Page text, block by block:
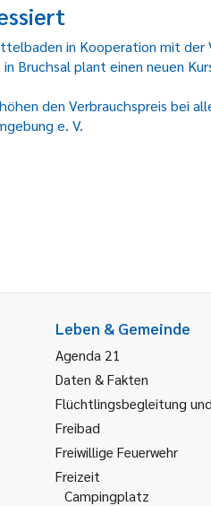
in Kooperation mit
Bruchsal plant einen neuen
den Verbrauchspreis bei
e. V.
Leben & Gemeinde
Agenda 21
Daten & Fakten
Flüchtlingsbegleitung
Freibad
Freiwillige Feuerwehr
Freizeit
Campingplatz